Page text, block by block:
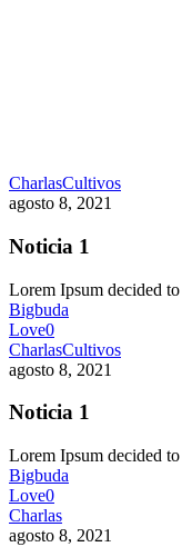
CharlasCultivos
agosto 8, 2021
Noticia 1
Lorem Ipsum decided
Bigbuda
Love0
CharlasCultivos
agosto 8, 2021
Noticia 1
Lorem Ipsum decided
Bigbuda
Love0
Charlas
agosto 8, 2021